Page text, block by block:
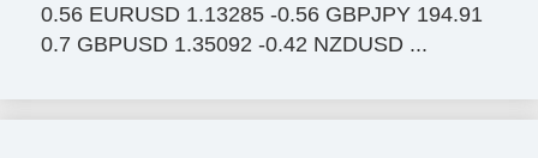
0.56 EURUSD 1.13285 -0.56 GBPJPY 194.91
0.7 GBPUSD 1.35092 -0.42 NZDUSD ...